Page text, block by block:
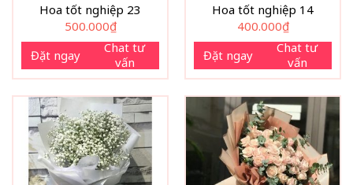
Hoa tốt nghiệp 23
500.000₫
Đặt ngay
Chat tư
vấn
Hoa tốt nghiệp 14
400.000₫
Đặt ngay
Chat tư
vấn